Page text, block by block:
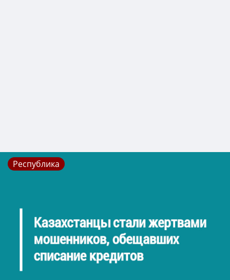
Республика